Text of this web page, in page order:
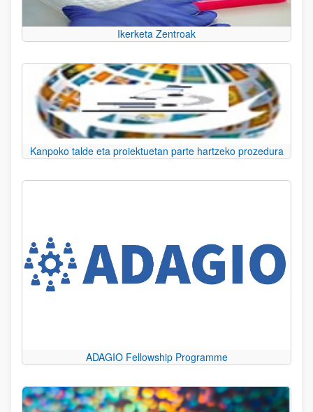
Ikerketa Zentroak
Kanpoko talde eta proiektuetan parte hartzeko prozedura
ADAGIO Fellowship Programme